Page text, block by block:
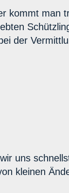
kommt man
der
uns
kleinen